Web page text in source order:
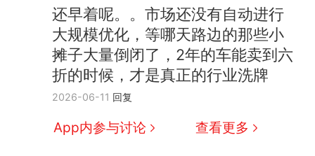
还早着呢。。市场还没有自动进行
大规模优化，等哪天路边的那些小
摊子大量倒闭了，2年的车能卖到六
折的时候，才是真正的行业洗牌
2026-06-11 回复
App内参与讨论 查看更多
新
那个在床头放菜刀的女孩，
因老师一句“跟我回家”改写了
人生
费大厨“全国小炒肉大王”称
号，仅凭视频评出？中国烹饪
协会回应
男子上山采菌偶然发现鸡枞菌
窝，原地守1天等它长大：挖了
140多朵
美国渔民钓获鲨鱼徒手将其拽